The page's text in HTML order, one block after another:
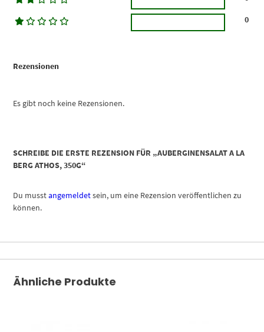
Rezensionen
Es gibt noch keine Rezensionen.
0
SCHREIBE DIE ERSTE REZENSION FÜR „AUBERGINENSALAT A LA
BERG ATHOS, 350G“
Du musstangemeldetsein, um eine Rezension veröffentlichen zu
können.
Ähnliche Produkte